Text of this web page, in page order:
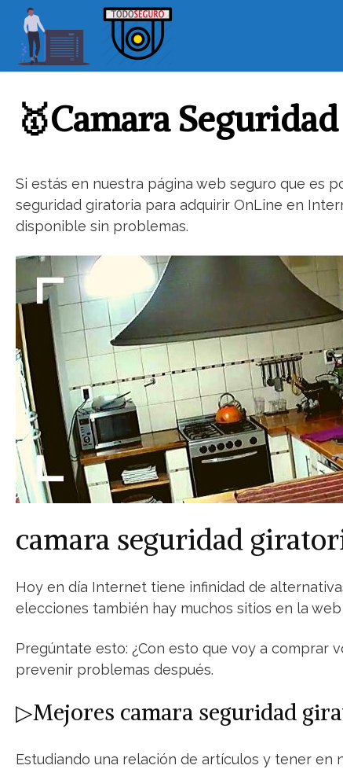
🥇Camara
Si estás en nuestra página web seguro que es
seguridad giratoria para adquirir OnLine en
disponible sin problemas.
camara seguridad
Hoy en día Internet tiene infinidad de
elecciones también hay muchos sitios en la
Pregúntate esto: ¿Con esto que voy a comprar
prevenir problemas después.
▷Mejores camara seguridad
Estudiando una relación de artículos y tener en